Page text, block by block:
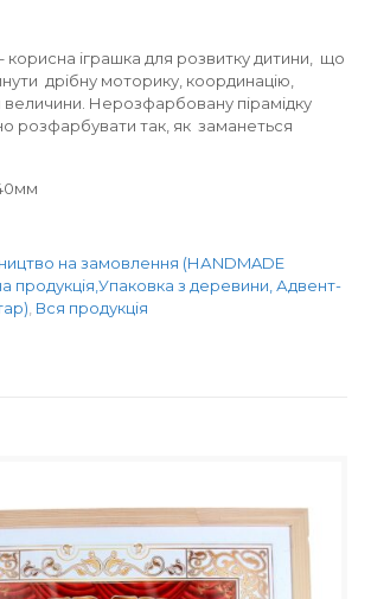
корисна іграшка для розвитку дитини, що
дрібну моторику, координацію,
величини. Нерозфарбовану пірамідку
розфарбувати так, як заманеться
на замовлення (НАNDMADE
продукція,Упаковка з деревини, Адвент-
Вся продукція